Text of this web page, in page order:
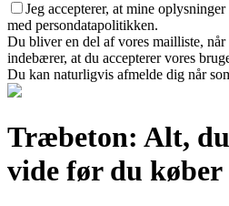
Jeg accepterer, at mine
med persondatapolitikken.
Du bliver en del af vores mailliste,
indebærer, at du accepterer vores
Du kan naturligvis afmelde dig når
Træbeton: Alt,
vide før du køber